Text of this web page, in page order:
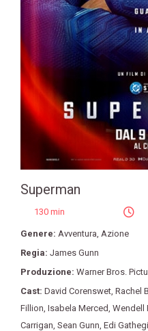
Superman
130 min
Genere: Avventura Azione
Regia: James Gunn
Produzione: Warner Bros.
Cast: David Corenswet Rachel
Fillion Isabela Merced Wendell
Carrigan Sean Gunn Edi Gathegi